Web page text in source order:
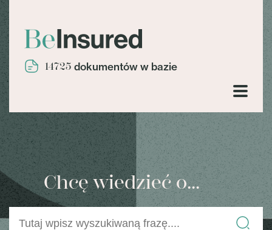
14725 dokumentów w bazie
Chcę wiedzieć o...